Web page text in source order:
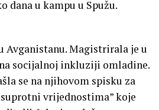
dana u kampu u Spužu.
Avganistanu. Magistrirala je u
socijalnoj inkluziji omladine.
se na njihovom spisku za
vrijednostima” koje